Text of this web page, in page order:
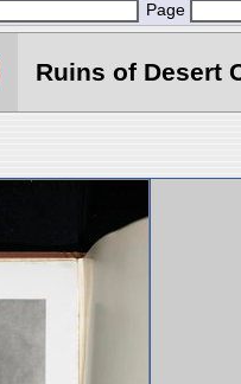
Page
Ruins of Desert